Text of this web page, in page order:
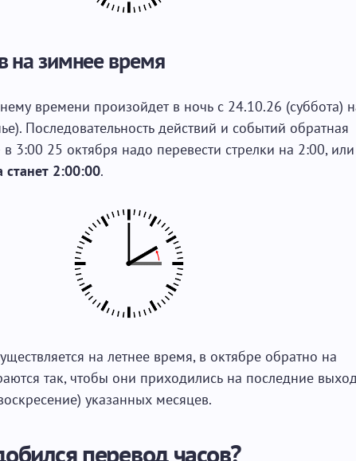
на зимнее время
времени произойдет в ночь с 24.10.26 (суббота)
Последовательность действий и событий обратная
3:00 25 октября надо перевести стрелки на 2:00, или
станет 2:00:00.
на летнее время, в октябре обратно на
так, чтобы они приходились на последние
указанных месяцев.
перевод часов?